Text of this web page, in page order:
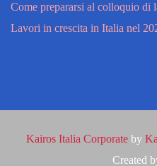
Come prepararsi al colloquio di
Lavori in crescita in Italia nel
Kairos Italia Corporate by
Created